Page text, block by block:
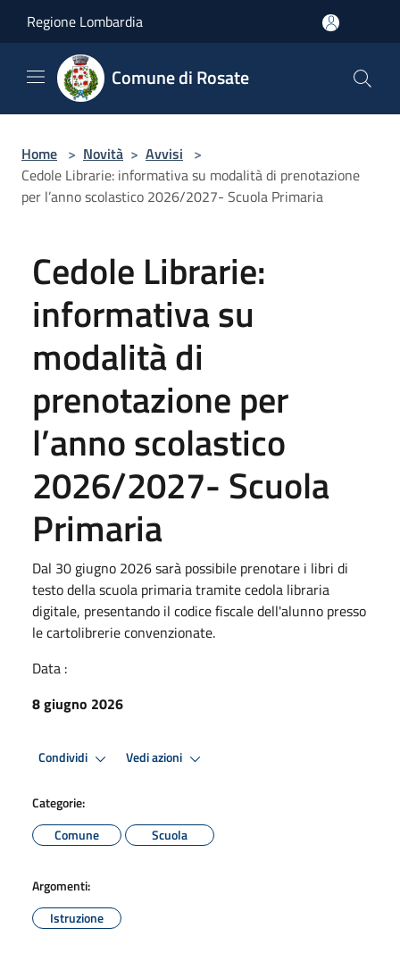
Regione Lombardia
Comune di Rosate
Home > Novità > Avvisi >
Cedole Librarie: informativa su modalità di prenotazione
per l’anno scolastico 2026/2027- Scuola Primaria
Cedole Librarie:
informativa su
modalità di
prenotazione per
l’anno scolastico
2026/2027- Scuola
Primaria
Dal 30 giugno 2026 sarà possibile prenotare i libri di
testo della scuola primaria tramite cedola libraria
digitale, presentando il codice fiscale dell'alunno presso
le cartolibrerie convenzionate.
Data :
8 giugno 2026
Condividi Vedi azioni
Categorie:
Comune
Scuola
Argomenti:
Istruzione